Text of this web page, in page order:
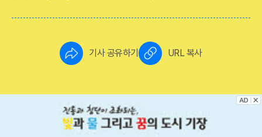
기사 공유하기 URL 복사